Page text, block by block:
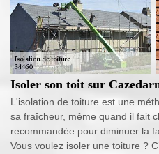
Isoler son toit sur
L'isolation de toiture est une
sa fraîcheur, même quand il fait
recommandée pour diminuer la
Vous voulez isoler une toiture ?